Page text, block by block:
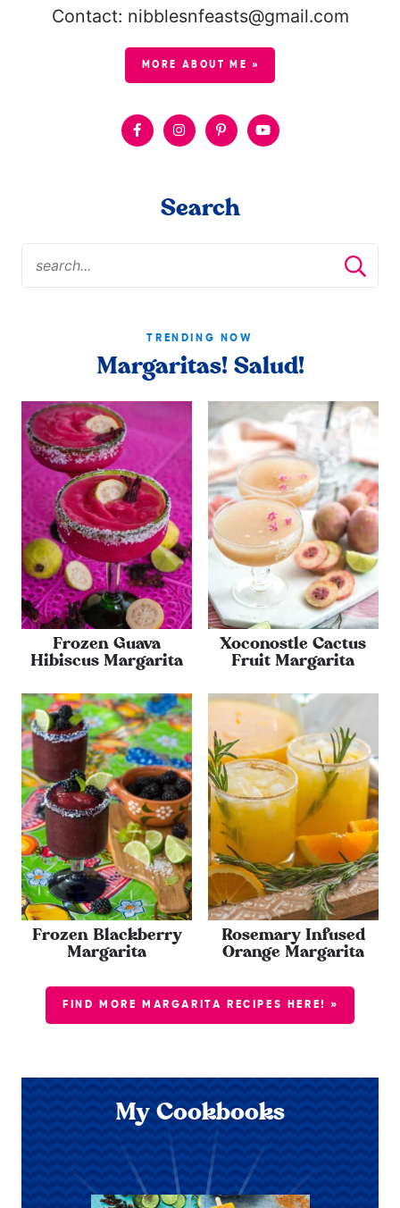
Contact: nibblesnfeasts@gmail.com
MORE ABOUT ME »
Search
TRENDING NOW
Margaritas! Salud!
Frozen Guava
Hibiscus Margarita
Xoconostle Cactus
Fruit Margarita
Frozen Blackberry
Margarita
Rosemary Infused
Orange Margarita
FIND MORE MARGARITA RECIPES HERE! »
My Cookbooks